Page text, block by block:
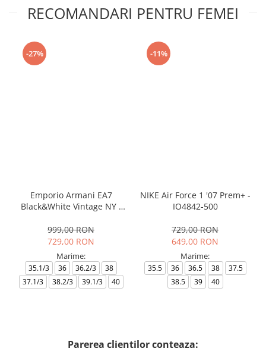
RECOMANDARI PENTRU FEMEI
-27%
Emporio Armani EA7
Black&White Vintage NY -
999,00 RON
729,00 RON
Marime:
35.1/3 36 36.2/3
38
37.1/3
38.2/3 39.1/3 40
-11%
NIKE Air Force 1 '07 Prem+ -
IO4842-500
729,00 RON
649,00 RON
Marime:
35.5 36 36.5 38
37.5
38.5
39 40
Parerea clientilor conteaza: